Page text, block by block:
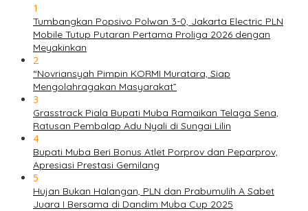
1
Tumbangkan Popsivo Polwan 3-0, Jakarta Electric PLN
Mobile Tutup Putaran Pertama Proliga 2026 dengan
Meyakinkan
2
“Novriansyah Pimpin KORMI Muratara, Siap
Mengolahragakan Masyarakat”
3
Grasstrack Piala Bupati Muba Ramaikan Telaga Sena,
Ratusan Pembalap Adu Nyali di Sungai Lilin
4
Bupati Muba Beri Bonus Atlet Porprov dan Peparprov,
Apresiasi Prestasi Gemilang
5
Hujan Bukan Halangan, PLN dan Prabumulih A Sabet
Juara I Bersama di Dandim Muba Cup 2025